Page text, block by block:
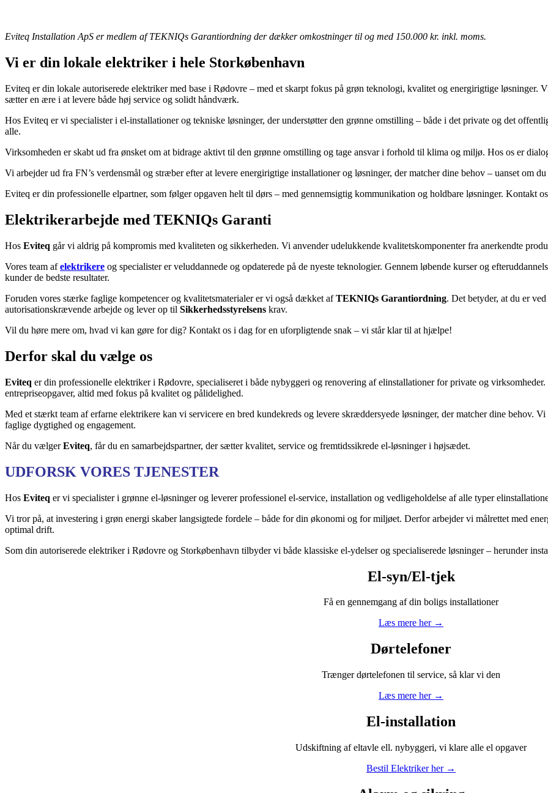
Eviteq Installation ApS er medlem af TEKNIQs Garantiordning der dækker omkostninger til og med 150.000 kr. inkl. moms.
Vi er din lokale elektriker i hele Storkøbenhavn
Eviteq er din lokale autoriserede elektriker med base i Rødovre – med et skarpt fokus på grøn teknologi, kvalitet og energirigtige
sætter en ære i at levere både høj service og solidt håndværk.
Hos Eviteq er vi specialister i el-installationer og tekniske løsninger, der understøtter den grønne omstilling – både i det private og det
alle.
Virksomheden er skabt ud fra ønsket om at bidrage aktivt til den grønne omstilling og tage ansvar i forhold til klima og miljø. Hos os er
Vi arbejder ud fra FN’s verdensmål og stræber efter at levere energirigtige installationer og løsninger, der matcher dine behov – uanset om
Eviteq er din professionelle elpartner, som følger opgaven helt til dørs – med gennemsigtig kommunikation og holdbare løsninger. Kontakt
Elektrikerarbejde med TEKNIQs Garanti
Hos Eviteq går vi aldrig på kompromis med kvaliteten og sikkerheden. Vi anvender udelukkende kvalitetskomponenter fra anerkendte
Vores team afelektrikere og specialister er veluddannede og opdaterede på de nyeste teknologier. Gennem løbende kurser og
kunder de bedste resultater.
Foruden vores stærke faglige kompetencer og kvalitetsmaterialer er vi også dækket afTEKNIQs Garantiordning. Det betyder, at du er
autorisationskrævende arbejde og lever op til Sikkerhedsstyrelsens krav.
Vil du høre mere om, hvad vi kan gøre for dig? Kontakt os i dag for en uforpligtende snak – vi står klar til at hjælpe!
Derfor skal du vælge os
Eviteq er din professionelle elektriker i Rødovre, specialiseret i både nybyggeri og renovering af elinstallationer for private og
entrepriseopgaver, altid med fokus på kvalitet og pålidelighed.
Med et stærkt team af erfarne elektrikere kan vi servicere en bred kundekreds og levere skræddersyede løsninger, der matcher dine behov.
faglige dygtighed og engagement.
Når du vælgerEviteq, får du en samarbejdspartner, der sætter kvalitet, service og fremtidssikrede el-løsninger i højsædet.
UDFORSK VORES TJENESTER
Hos Eviteq er vi specialister i grønne el-løsninger og leverer professionel el-service, installation og vedligeholdelse af alle typer
Vi tror på, at investering i grøn energi skaber langsigtede fordele – både for din økonomi og for miljøet. Derfor arbejder vi målrettet med
optimal drift.
Som din autoriserede elektriker i Rødovre og Storkøbenhavn tilbyder vi både klassiske el-ydelser og specialiserede løsninger – herunder
El-syn/El-tjek
Få en gennemgang af din boligs installationer
Læs mere her →
Dørtelefoner
Trænger dørtelefonen til service, så klar vi den
Læs mere her →
El-installation
Udskiftning af eltavle ell. nybyggeri, vi klare alle el opgaver
Bestil Elektriker her →